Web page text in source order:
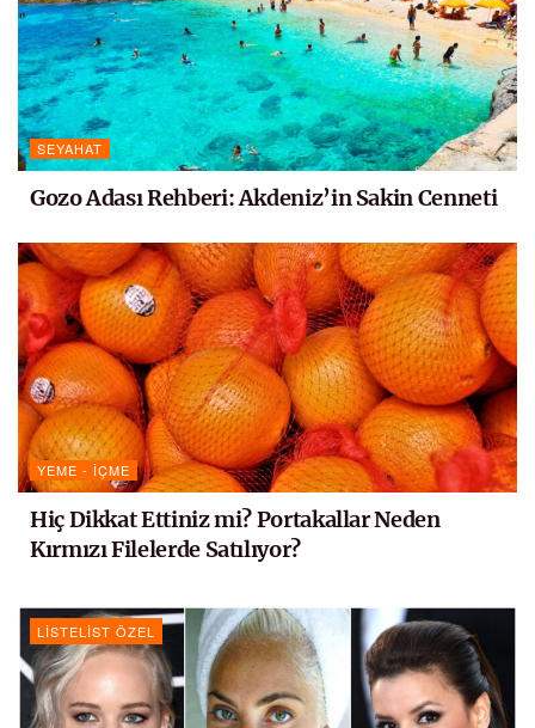
SEYAHAT
Gozo Adası Rehberi: Akdeniz’in Sakin Cenneti
YEME - İÇME
Hiç Dikkat Ettiniz mi? Portakallar Neden
Kırmızı Filelerde Satılıyor?
LISTELIST ÖZEL